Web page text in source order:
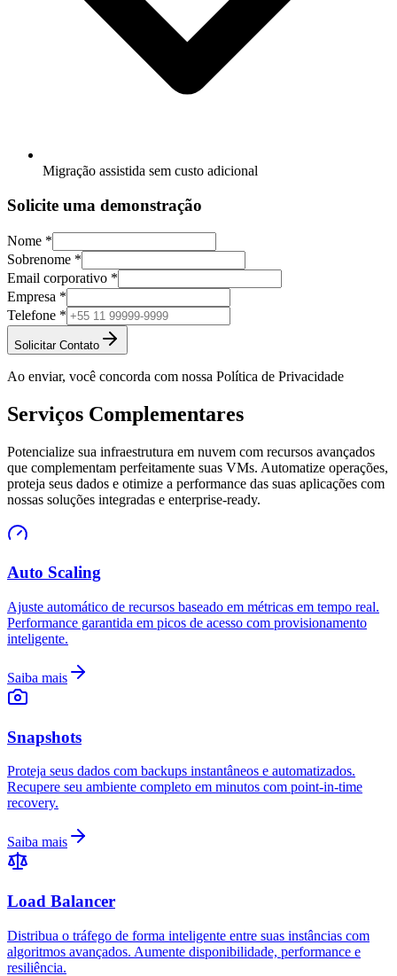
Migração assistida sem custo adicional
Solicite uma demonstração
Nome *
Sobrenome *
Email corporativo *
Empresa *
Telefone *
Solicitar Contato
Ao enviar, você concorda com nossa Política de Privacidade
Serviços Complementares
Potencialize sua infraestrutura em nuvem com recursos avançados
que complementam perfeitamente suas VMs. Automatize operações,
proteja seus dados e otimize a performance das suas aplicações com
nossas soluções integradas e enterprise-ready.
Auto Scaling
Ajuste automático de recursos baseado em métricas em tempo real.
Performance garantida em picos de acesso com provisionamento
inteligente.
Saiba mais
Snapshots
Proteja seus dados com backups instantâneos e automatizados.
Recupere seu ambiente completo em minutos com point-in-time
recovery.
Saiba mais
Load Balancer
Distribua o tráfego de forma inteligente entre suas instâncias com
algoritmos avançados. Aumente disponibilidade, performance e
resiliência.